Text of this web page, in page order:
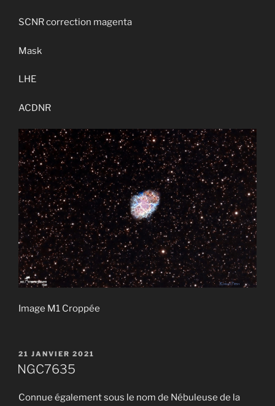
SCNR correction magenta
Mask
LHE
ACDNR
Image M1 Croppée
PUBLIÉ
LE
21 JANVIER 2021
NGC7635
Connue également sous le nom de Nébuleuse de la